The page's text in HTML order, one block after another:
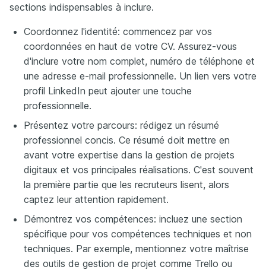
sections indispensables à inclure.
Coordonnez l'identité: commencez par vos
coordonnées en haut de votre CV. Assurez-vous
d'inclure votre nom complet, numéro de téléphone et
une adresse e-mail professionnelle. Un lien vers votre
profil LinkedIn peut ajouter une touche
professionnelle.
Présentez votre parcours: rédigez un résumé
professionnel concis. Ce résumé doit mettre en
avant votre expertise dans la gestion de projets
digitaux et vos principales réalisations. C'est souvent
la première partie que les recruteurs lisent, alors
captez leur attention rapidement.
Démontrez vos compétences: incluez une section
spécifique pour vos compétences techniques et non
techniques. Par exemple, mentionnez votre maîtrise
des outils de gestion de projet comme Trello ou